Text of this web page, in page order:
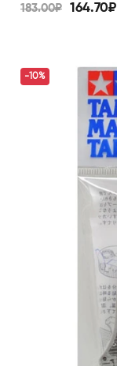
183.00₽ 164.70₽
-10%